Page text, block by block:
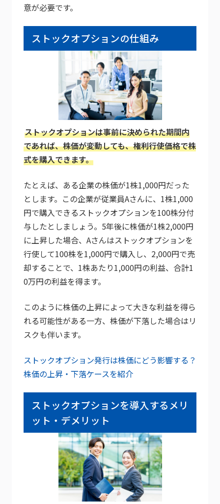
意が必要です。
ストックオプションの仕組み
ストックオプションは事前に決められた期間内
であれば、株価が変動しても、権利行使価格で株
式を購入できます。
たとえば、ある企業の株価が1株1,000円だった
とします。この企業が従業員Aさんに、1株1,000
円で購入できるストックオプションを100株分付
与したとしましょう。5年後に株価が1株2,000円
に上昇した場合、Aさんはストックオプションを
行使して100株を1,000円で購入し、2,000円で売
却することで、1株あたり1,000円の利益、合計1
0万円の利益を得ます。
このように株価の上昇によって大きな利益を得ら
れる可能性がある一方、株価が下落した場合はリ
スクも伴います。
ストックオプション発行は株価にどう影響する？
株価の上昇・下落ケースを紹介
ストックオプションを導入するメリ
ット・デメリット